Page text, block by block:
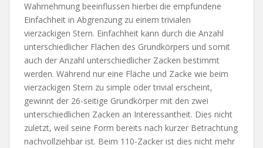
Wahrnehmung beeinflussen hierbei die empfundene
Einfachheit in Abgrenzung zu einem trivialen
vierzackigen Stern. Einfachheit kann durch die Anzahl
unterschiedlicher Flächen des Grundkörpers und somit
auch der Anzahl unterschiedlicher Zacken bestimmt
werden. Während nur eine Fläche und Zacke wie beim
vierzackigen Stern zu simple oder trivial erscheint,
gewinnt der 26-seitige Grundkörper mit den zwei
unterschiedlichen Zacken an Interessantheit. Dies nicht
zuletzt, weil seine Form bereits nach kurzer Betrachtung
nachvollziehbar ist. Beim 110-Zacker ist dies nicht mehr